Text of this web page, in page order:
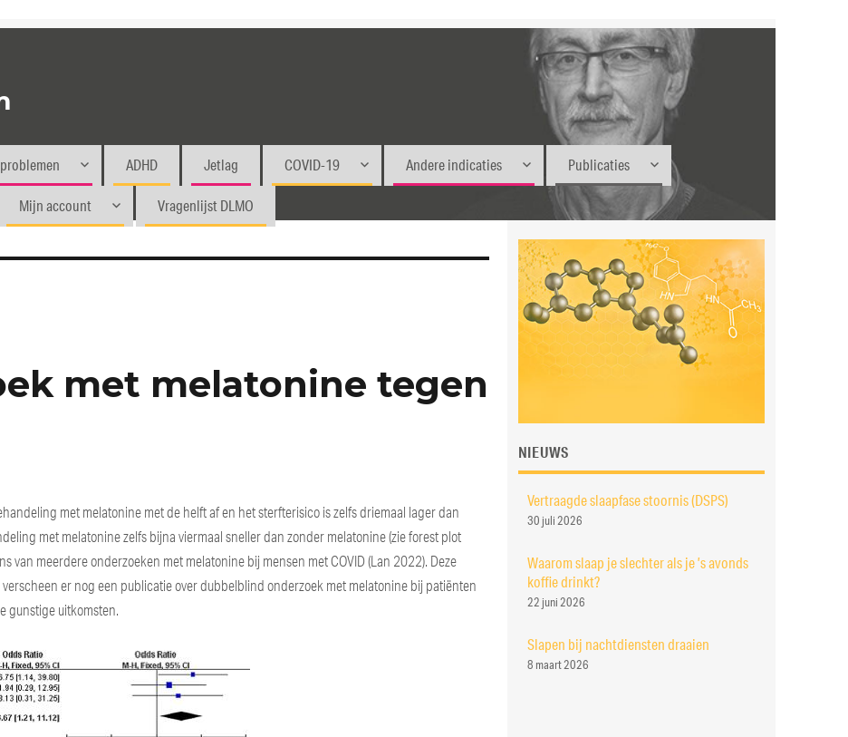
ADHD Jetlag COVID-19 Andere indicaties Publicaties
Mijn account Vragenlijst DLMO
met melatonine tegen
met melatonine met de helft af en het sterfterisico is zelfs driemaal lager dan
met melatonine zelfs bijna viermaal sneller dan zonder melatonine (zie forest plot
van meerdere onderzoeken met melatonine bij mensen met COVID (Lan 2022). Deze
er nog een publicatie over dubbelblind onderzoek met melatonine bij patiënten
gunstige uitkomsten.
NIEUWS
Vertraagde slaapfase stoornis (DSPS)
30 juli 2026
Waarom slaap je slechter als je ’s avonds
koffie drinkt?
22 juni 2026
Slapen bij nachtdiensten draaien
8 maart 2026